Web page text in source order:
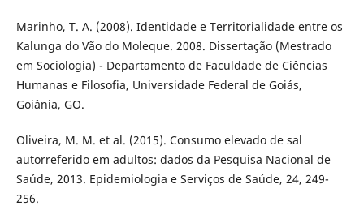
Marinho, T. A. (2008). Identidade e Territorialidade entre os
Kalunga do Vão do Moleque. 2008. Dissertação (Mestrado
em Sociologia) - Departamento de Faculdade de Ciências
Humanas e Filosofia, Universidade Federal de Goiás,
Goiânia, GO.
Oliveira, M. M. et al. (2015). Consumo elevado de sal
autorreferido em adultos: dados da Pesquisa Nacional de
Saúde, 2013. Epidemiologia e Serviços de Saúde, 24, 249-
256.